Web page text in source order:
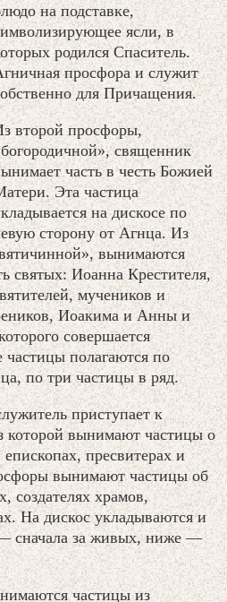
на подставке,
ясли, в
родился Спаситель.
просфора и служит
для Причащения.
второй просфоры,
священник
часть в честь Божией
Эта частица
на дискосе по
сторону от Агнца. Из
вынимаются
святых: Иоанна Крестителя,
мучеников и
Иоакима и Анны и
совершается
полагаются по
по три частицы в ряд.
приступает к
которой вынимают частицы о
пресвитерах и
вынимают частицы об
создателях храмов,
На дискос укладываются и
сначала за живых, ниже —
частицы из